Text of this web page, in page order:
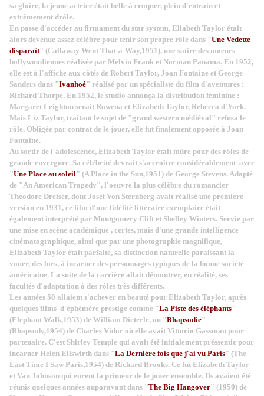
sa gloire, la jeune actrice était belle à croquer, plein d'entrain et
extrêmement drôle.
En passe d'accéder au firmament du star system, Eliabeth Taylor était
alors devenue assez célèbre pour tenir son propre rôle dans "Une Vedette
disparaît" (Callaway Went That-a-Way,1951), une satire des moeurs
hollywoodiennes réalisée par Melvin Frank et Norman Panama. En 1952,
elle est à l'affiche aux côtés de Robert Taylor, Joan Fontaine et George
Sanders dans "Ivanhoé" réalisé par un spécialiste du film d'aventures :
Richard Thorpe. En 1952, le studio annonça la distribution féminine :
Margaret Leighton serait Rowena et Elizabeth Taylor, Rebecca d'York.
Mais Liz Taylor, traitant le sujet de "grand western médiéval" refusa le
rôle. Obligée par contrat de le jouer, elle fut finalement opposée à Joan
Fontaine.
Au sortir de l'adolescence, Elizabeth Taylor était mûre pour des rôles de
grande envergure. Sa célébrité devrait s'accroître considérablement avec
"Une Place au soleil" (A Place in the Sun,1951) de George Stevens. Adapté
de "An American Tragedy", l'oeuvre la plus célèbre du romancier
Theodore Dreiser, dont Josef Von Sternberg avait réalisé une première
version en 1931, ce film d'une fidélité littéraire exemplaire était
également interprété par Montgomery Clift et Shelley Winters. Servie par
une mise en scène académique , certes, mais d'une grande intelligence
cinématographique, ainsi que par une photographie magnifique,
Elizabeth Taylor était parfaite, sa distinction naturelle paraissant la
vouer, dès lors, à incarner des personnages typiques de la bonne société
américaine. La suite de la carrière allait démontrer, en réalité, ses
facultés d'adaptation à des rôles très différents.
Les années 50 allaient s'achever en beauté pour Elizabeth Taylor, après
quelques films d'éphémère prestige comme "La Piste des éléphants"
(Elephant Walk,1953) de William Dieterle, ou "Rhapsodie"
(Rhapsody,1954) de Charles Vidor où elle avait Vittorio Gassman pour
partenaire. C'est Shirley Temple qui avait été initialement préssentie pour
incarner Helen Ellswirth dans "La Dernière fois que j'ai vu Paris" (The
Last Time I Saw Paris,1954) de Richard Brooks. Ce fut Elizabeth Taylor
et Van Johnson qui eurent la primeur de le jouer ensemble. Ils avaient été
réunis quelques années auparavant dans "The Big Hangover" (1950) de